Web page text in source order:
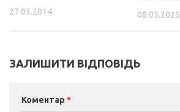
27.03.2014 08.05.2025
ЗАЛИШИТИ ВІДПОВІДЬ
Коментар *